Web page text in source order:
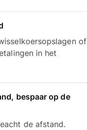
of
in het
bespaar op de
de afstand.